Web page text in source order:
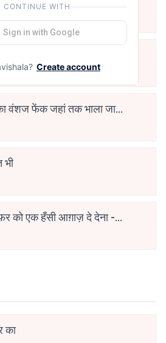
TVF's Aspirants
वंशज फेंक जहां तक भाला जाए:
भी
को एक हँसी आग़ाज़ दे देना -
का
CONTINUE WITH
Sign in with Google
Create account